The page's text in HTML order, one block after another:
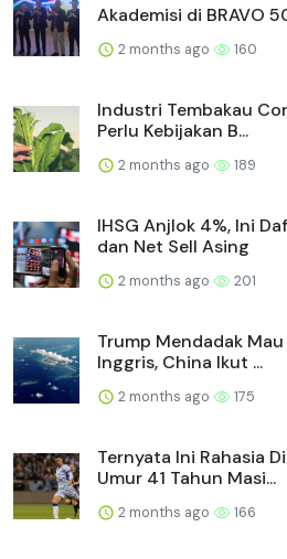
Akademisi di BRAVO
2 months ago 160
Industri Tembakau
Perlu Kebijakan B...
2 months ago 189
IHSG Anjlok 4%, Ini
dan Net Sell Asing
2 months ago 201
Trump Mendadak
Inggris, China Ikut ...
2 months ago 175
Ternyata Ini Rahasia
Umur 41 Tahun Masi...
2 months ago 166